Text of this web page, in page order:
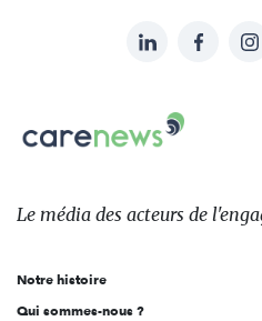
sur:
LinkedIn
Carenews,
Le
des
l'engagement
Le média des acteurs de
Notre histoire
Qui sommes-nous ?